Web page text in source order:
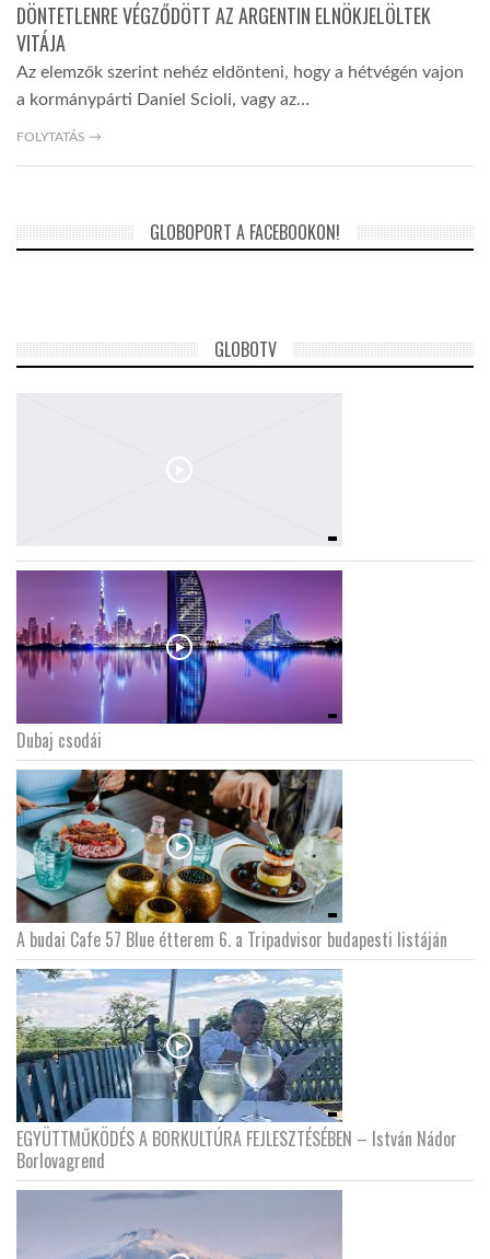
DÖNTETLENRE VÉGZŐDÖTT AZ ARGENTIN ELNÖKJELÖLTEK
VITÁJA
Az elemzők szerint nehéz eldönteni, hogy a hétvégén vajon
a kormánypárti Daniel Scioli, vagy az…
FOLYTATÁS →
GLOBOPORT A FACEBOOKON!
GLOBOTV
Dubaj csodái
A budai Cafe 57 Blue étterem 6. a Tripadvisor budapesti listáján
EGYÜTTMŰKÖDÉS A BORKULTÚRA FEJLESZTÉSÉBEN – István Nádor
Borlovagrend